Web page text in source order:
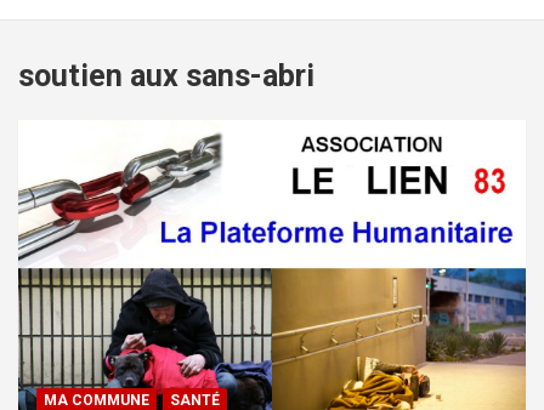
soutien aux sans-abri
MA COMMUNE SANTÉ